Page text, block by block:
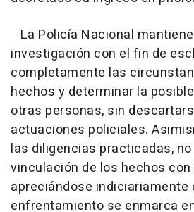
La Policía Nacional
investigación con el fin de
completamente las
hechos y determinar la
otras personas, sin
actuaciones policiales.
las diligencias practicadas,
vinculación de los hechos
apreciándose indiciariamente
enfrentamiento se enmarca